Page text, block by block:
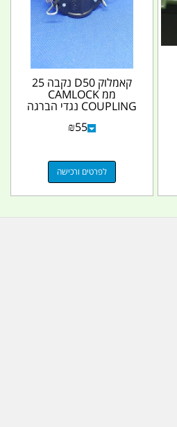
קאמלוק D50 נקבה 25
ממ CAMLOCK
COUPLING נגדי הברגה
לייף₪55
לפרטים ורכישה